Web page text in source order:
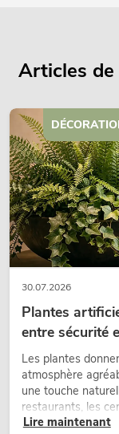
Articles
30.07.2026
Plantes
entre sécurité
Les plantes
atmosphère
une touche
restaurants, les
bureaux ou sur les
Lire maintenant